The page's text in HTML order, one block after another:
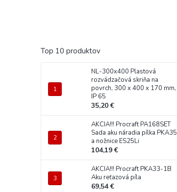
Top 10 produktov
NL-300x400 Plastová
rozvádzačová skriňa na
povrch, 300 x 400 x 170 mm,
IP 65
35,20 €
AKCIA!!! Procraft PA168SET
Sada aku náradia pílka PKA35
a nožnice ES25Li
104,19 €
AKCIA!!! Procraft PKA33-1B
Aku reťazová píla
69,54 €